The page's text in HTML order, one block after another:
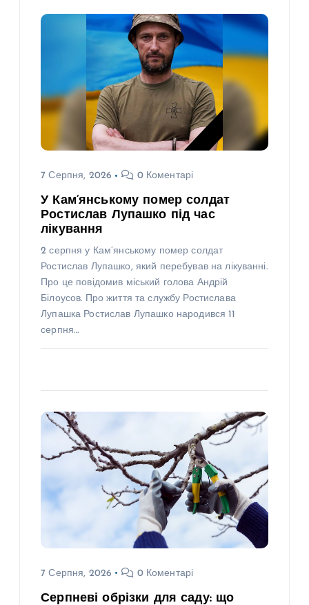
7 Серпня, 2026 0 Коментарі
У Кам’янському помер солдат
Ростислав Лупашко під час
лікування
2 серпня у Кам’янському помер солдат
Ростислав Лупашко, який перебував на лікуванні.
Про це повідомив міський голова Андрій
Білоусов. Про життя та службу Ростислава
Лупашка Ростислав Лупашко народився 11
серпня…
7 Серпня, 2026 0 Коментарі
Серпневі обрізки для саду: що